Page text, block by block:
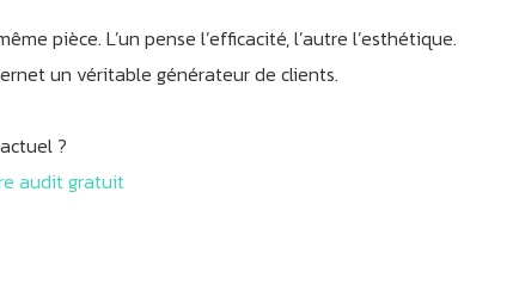
pièce. L’un pense l’efficacité, l’autre l’esthétique.
un véritable générateur de clients.
?
audit gratuit